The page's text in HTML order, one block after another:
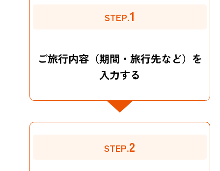
STEP.1
ご旅行内容（期間・旅行先など）を
入力する
STEP.2